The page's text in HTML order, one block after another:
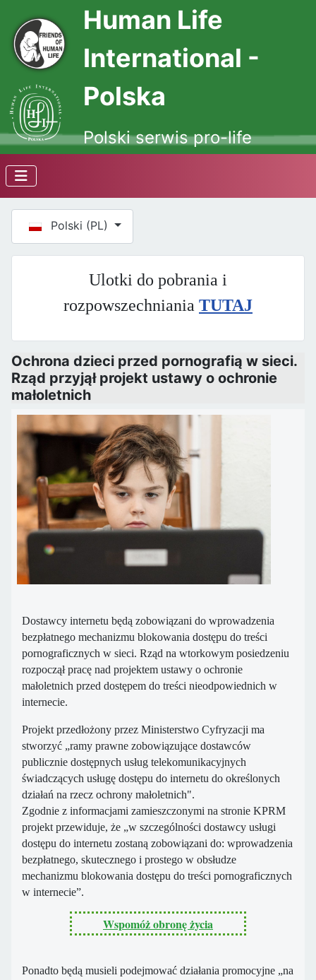
Human Life
International -
Polska
Polski serwis pro-life
Wybierz swój język
Polski (PL)
Ulotki do pobrania i
rozpowszechniania TUTAJ
Ochrona dzieci przed pornografią w sieci.
Rząd przyjął projekt ustawy o ochronie
małoletnich
Dostawcy internetu będą zobowiązani do wprowadzenia
bezpłatnego mechanizmu blokowania dostępu do treści
pornograficznych w sieci. Rząd na wtorkowym posiedzeniu
rozpoczął pracę nad projektem ustawy o ochronie
małoletnich przed dostępem do treści nieodpowiednich w
internecie.
Projekt przedłożony przez Ministerstwo Cyfryzacji ma
stworzyć „ramy prawne zobowiązujące dostawców
publicznie dostępnych usług telekomunikacyjnych
świadczących usługę dostępu do internetu do określonych
działań na rzecz ochrony małoletnich".
Zgodnie z informacjami zamieszczonymi na stronie KPRM
projekt przewiduje, że „w szczególności dostawcy usługi
dostępu do internetu zostaną zobowiązani do: wprowadzenia
bezpłatnego, skutecznego i prostego w obsłudze
mechanizmu blokowania dostępu do treści pornograficznych
w internecie”.
Wspomóż obronę życia
Ponadto będą musieli podejmować działania promocyjne „na